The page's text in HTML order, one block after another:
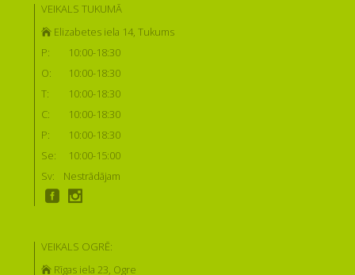
VEIKALS TUKUMĀ
Elizabetes iela 14, Tukums
P:
10:00-18:30
O:
10:00-18:30
T:
10:00-18:30
C:
10:00-18:30
P:
10:00-18:30
Se:
10:00-15:00
Sv:
Nestrādājam
VEIKALS OGRĒ:
Rīgas iela 23, Ogre